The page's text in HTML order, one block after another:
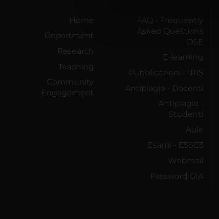
che hanno raccolto dal tuo
Home
Department
Research
Teaching
Community
Engagement
FAQ - Frequently
Asked Questions
DSE
E-learning
Pubblicazioni - IRIS
Antiplagio - Docenti
Antiplagio -
Studenti
Aule
Esami - ESSE3
Webmail
Password GIA